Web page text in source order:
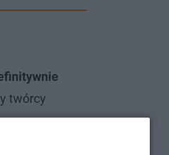
twórcy